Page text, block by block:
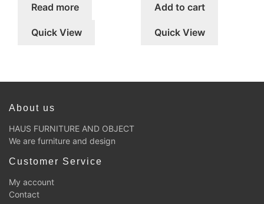
Read more
Quick View
Add to cart
Quick View
About us
HAUS FURNITURE AND OBJECT
We are furniture and design
Customer Service
My account
Contact